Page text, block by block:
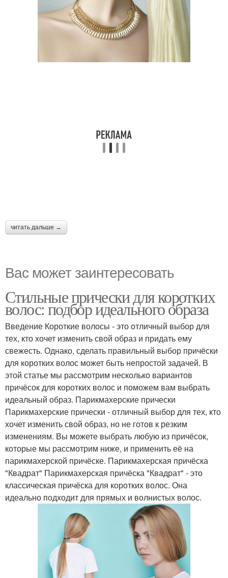
читать дальше →
Вас может заинтересовать
Стильные прически для коротких
волос: подбор идеального образа
Введение Короткие волосы - это отличный выбор для
тех, кто хочет изменить свой образ и придать ему
свежесть. Однако, сделать правильный выбор причёски
для коротких волос может быть непростой задачей. В
этой статье мы рассмотрим несколько вариантов
причёсок для коротких волос и поможем вам выбрать
идеальный образ. Парикмахерские прически
Парикмахерские прически - отличный выбор для тех, кто
хочет изменить свой образ, но не готов к резким
изменениям. Вы можете выбрать любую из причёсок,
которые мы рассмотрим ниже, и применить её на
парикмахерской причёске. Парикмахерская причёска
"Квадрат" Парикмахерская причёска "Квадрат" - это
классическая причёска для коротких волос. Она
идеально подходит для прямых и волнистых волос.